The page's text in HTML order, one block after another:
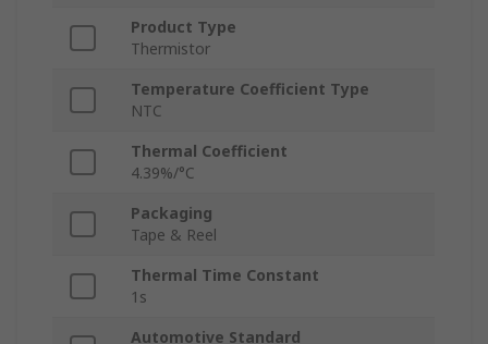
Product Type
Thermistor
Temperature Coefficient Type
NTC
Thermal Coefficient
4.39%/°C
Packaging
Tape & Reel
Thermal Time Constant
1s
Automotive Standard